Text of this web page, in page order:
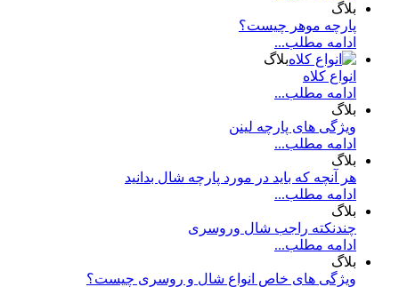
بلاگ
پارچه موهر چیست؟
ادامه مطلب...
بلاگ
انواع کلاه
ادامه مطلب...
بلاگ
ویژگی های پارچه لینن
ادامه مطلب...
بلاگ
هر آنچه که باید در مورد پارچه شال بدانید
ادامه مطلب...
بلاگ
چندنکته راجب شال وروسری
ادامه مطلب...
بلاگ
ویژگی های خاص انواع شال و روسری چیست؟